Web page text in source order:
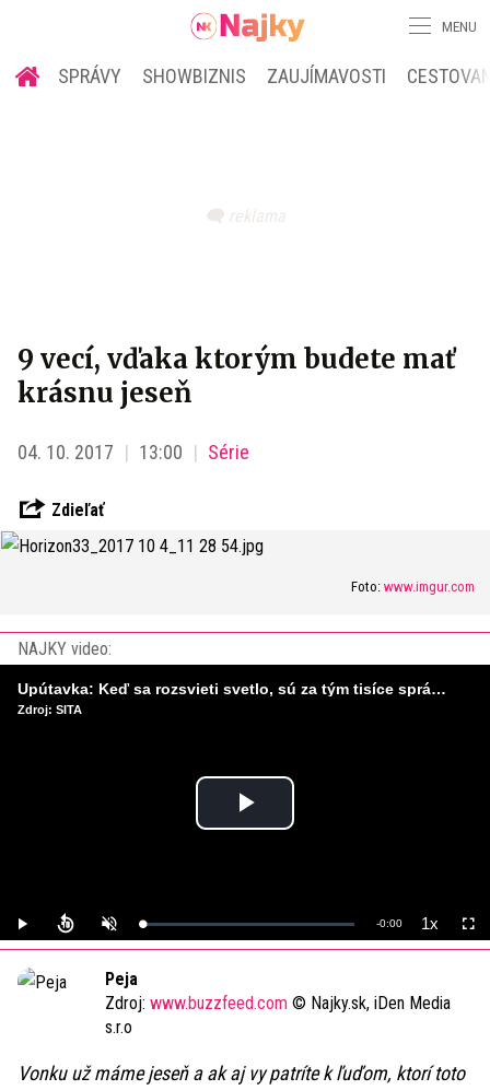
MENU
SPRÁVY SHOWBIZNIS ZAUJÍMAVOSTI
9 vecí, vďaka ktorým budete mať
krásnu jeseň
04. 10. 2017 13:00 Série
Zdieľať
Foto: www.imgur.com
NAJKY video:
Play
Play UnmuteLoaded:
0%
Remaining
-0:00 1xPlayback
Rate
Upútavka: Keď sa rozsvieti svetlo, sú za tým tisíce správnych rozhodnutí. Ako vzniká infraštruktúra, ktorú nevnímame?
Zdroj: SITA
Peja
Zdroj: www.buzzfeed.com © Najky.sk, iDen Media
s.r.o
Vonku už máme jeseň a ak aj vy patríte k ľuďom, ktorí toto